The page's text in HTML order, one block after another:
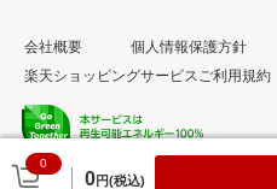
0
0円(税込)
会社概要
個人情報保護方針
楽天ショッピングサービスご利用規約
© Rakuten Group, Inc.